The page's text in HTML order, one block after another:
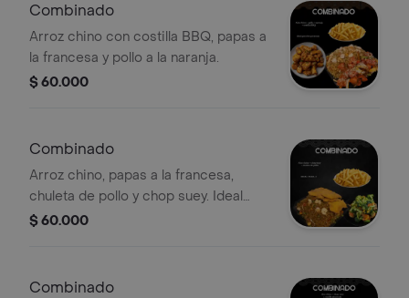
Combinado
Arroz chino con costilla BBQ, papas a
la francesa y pollo a la naranja.
$ 60.000
Combinado
Arroz chino, papas a la francesa,
chuleta de pollo y chop suey. Ideal
para 2 personas.
$ 60.000
Combinado